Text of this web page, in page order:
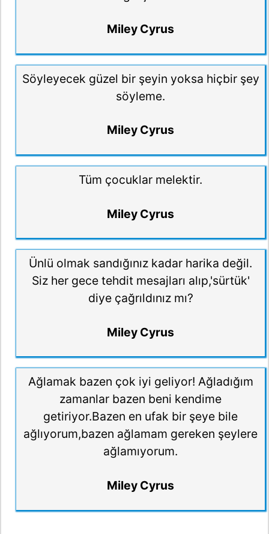
Miley Cyrus
Söyleyecek güzel bir şeyin yoksa hiçbir şey
söyleme.
Miley Cyrus
Tüm çocuklar melektir.
Miley Cyrus
Ünlü olmak sandığınız kadar harika değil.
Siz her gece tehdit mesajları alıp,'sürtük'
diye çağrıldınız mı?
Miley Cyrus
Ağlamak bazen çok iyi geliyor! Ağladığım
zamanlar bazen beni kendime
getiriyor.Bazen en ufak bir şeye bile
ağlıyorum,bazen ağlamam gereken şeylere
ağlamıyorum.
Miley Cyrus